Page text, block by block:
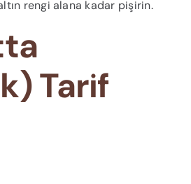
rengi alana kadar pişirin.
Tarif